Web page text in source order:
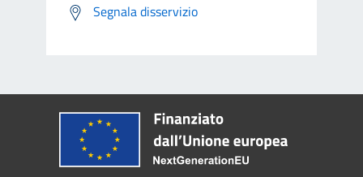
Segnala disservizio